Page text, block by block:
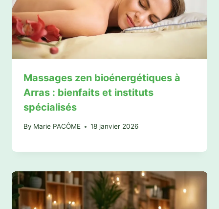
Massages zen bioénergétiques à
Arras : bienfaits et instituts
spécialisés
By Marie PACÔME 18 janvier 2026